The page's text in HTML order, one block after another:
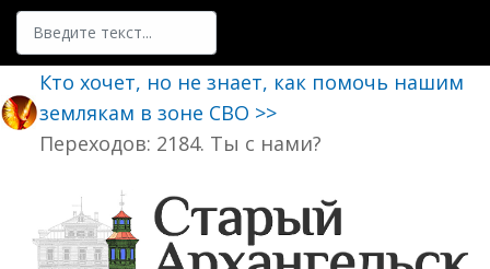
Поиск
Кто хочет, но не знает, как помочь нашим
землякам в зоне СВО >>
Переходов: 2184. Ты с нами?